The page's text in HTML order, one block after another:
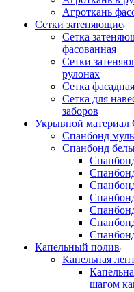
Агроткань
Сетки затеняющие
Сетка
фасованная
Сетки
рулонах
Сетка фасадная
Сетка для
заборов
Укрывной материал
Спанбонд
Спанбонд
Капельный полив
Капельная
шагом